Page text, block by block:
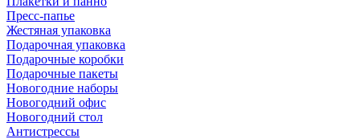
Пресс-папье
Жестяная упаковка
Подарочная упаковка
Подарочные коробки
Подарочные пакеты
Новогодние наборы
Новогодний офис
Новогодний стол
Антистрессы